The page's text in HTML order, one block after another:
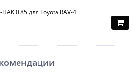
0 85 для Toyota RAV-4